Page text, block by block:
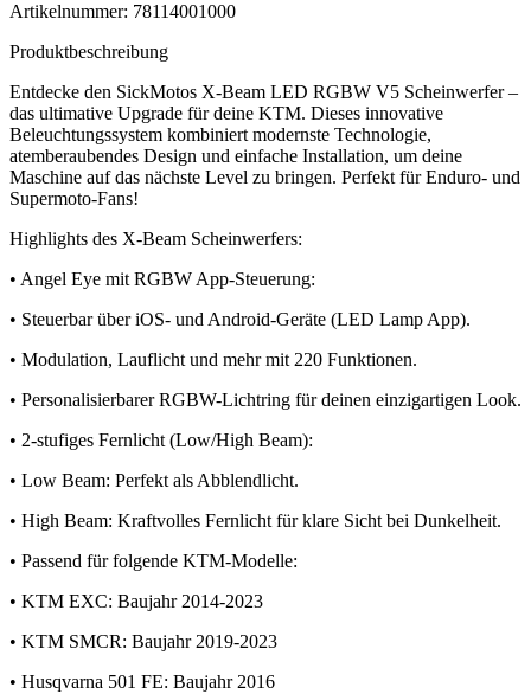
Artikelnummer: 78114001000
Produktbeschreibung
Entdecke den SickMotos X-Beam LED RGBW V5 Scheinwerfer –
das ultimative Upgrade für deine KTM. Dieses innovative
Beleuchtungssystem kombiniert modernste Technologie,
atemberaubendes Design und einfache Installation, um deine
Maschine auf das nächste Level zu bringen. Perfekt für Enduro- und
Supermoto-Fans!
Highlights des X-Beam Scheinwerfers:
• Angel Eye mit RGBW App-Steuerung:
• Steuerbar über iOS- und Android-Geräte (LED Lamp App).
• Modulation, Lauflicht und mehr mit 220 Funktionen.
• Personalisierbarer RGBW-Lichtring für deinen einzigartigen Look.
• 2-stufiges Fernlicht (Low/High Beam):
• Low Beam: Perfekt als Abblendlicht.
• High Beam: Kraftvolles Fernlicht für klare Sicht bei Dunkelheit.
• Passend für folgende KTM-Modelle:
• KTM EXC: Baujahr 2014-2023
• KTM SMCR: Baujahr 2019-2023
• Husqvarna 501 FE: Baujahr 2016